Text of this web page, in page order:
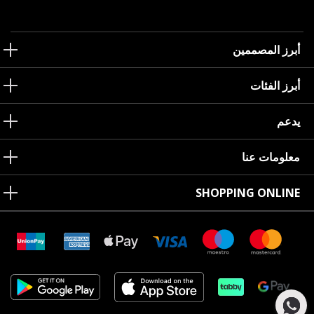
أبرز المصممين
أبرز الفئات
يدعم
معلومات عنا
SHOPPING ONLINE